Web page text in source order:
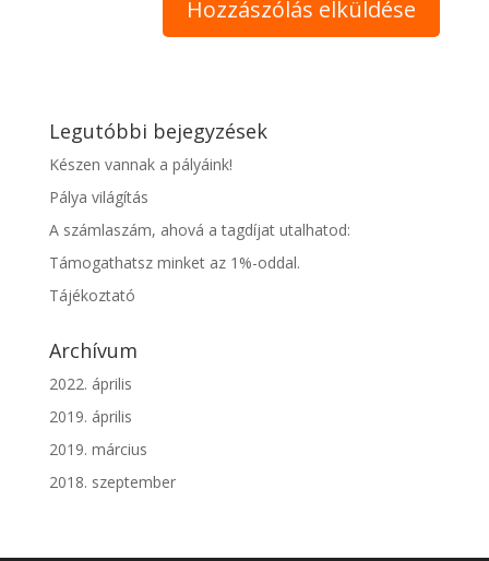
Legutóbbi bejegyzések
Készen vannak a pályáink!
Pálya világítás
A számlaszám, ahová a tagdíjat utalhatod:
Támogathatsz minket az 1%-oddal.
Tájékoztató
Archívum
2022. április
2019. április
2019. március
2018. szeptember